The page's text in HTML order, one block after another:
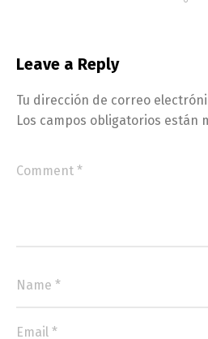
Leave a Reply
Tu dirección de correo
Los campos obligatorios están